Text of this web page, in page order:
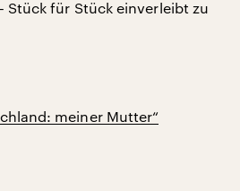
Stück für Stück einverleibt zu
meiner Mutter“